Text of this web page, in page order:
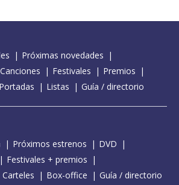
Próximas novedades
Canciones Festivales
Premios
Portadas Listas Guía / directorio
Próximos estrenos
DVD
Festivales + premios
Carteles Box-office Guía / directorio